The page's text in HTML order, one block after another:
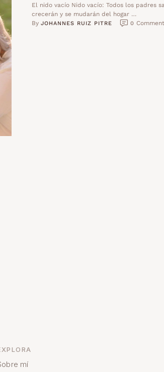
El nido vacío Nido vacío: Todos los padres
crecerán y se mudarán del hogar …
By JOHANNES RUIZ PITRE 0 Comment
mí